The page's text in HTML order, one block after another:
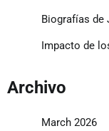
Biografías de
Impacto de
Archivo
March 2026